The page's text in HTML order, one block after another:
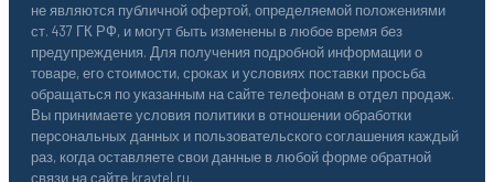
не являются публичной офертой, определяемой положениями
ст. 437 ГК РФ, и могут быть изменены в любое время без
предупреждения. Для получения подробной информации о
товаре, его стоимости, сроках и условиях поставки просьба
обращаться по указанным на сайте телефонам в отдел продаж.
Вы принимаете условия политики в отношении обработки
персональных данных и пользовательского соглашения каждый
раз, когда оставляете свои данные в любой форме обратной
связи на сайте kravtel.ru.